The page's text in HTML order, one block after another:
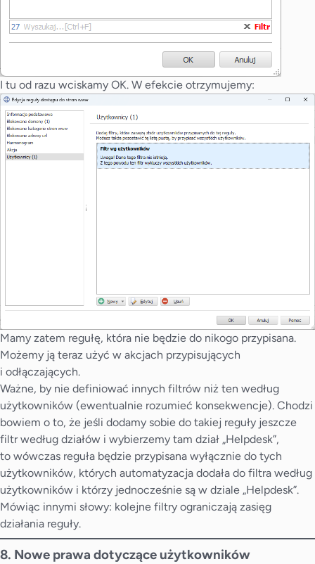
I tu od razu wciskamy OK. W efekcie otrzymujemy:
Mamy zatem regułę, która nie będzie do nikogo przypisana.
Możemy ją teraz użyć w akcjach przypisujących
i odłączających.
Ważne, by nie definiować innych filtrów niż ten według
użytkowników (ewentualnie rozumieć konsekwencje). Chodzi
bowiem o to, że jeśli dodamy sobie do takiej reguły jeszcze
filtr według działów i wybierzemy tam dział „Helpdesk”,
to wówczas reguła będzie przypisana wyłącznie do tych
użytkowników, których automatyzacja dodała do filtra według
użytkowników i którzy jednocześnie są w dziale „Helpdesk”.
Mówiąc innymi słowy: kolejne filtry ograniczają zasięg
działania reguły.
8. Nowe prawa dotyczące użytkowników